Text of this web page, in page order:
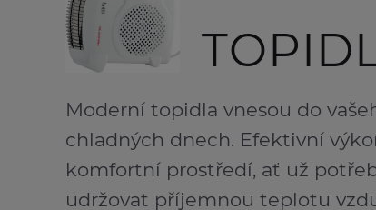
Moderní topidla vnesou do
chladných dnech. Efektivní
komfortní prostředí, ať už
udržovat příjemnou teplotu